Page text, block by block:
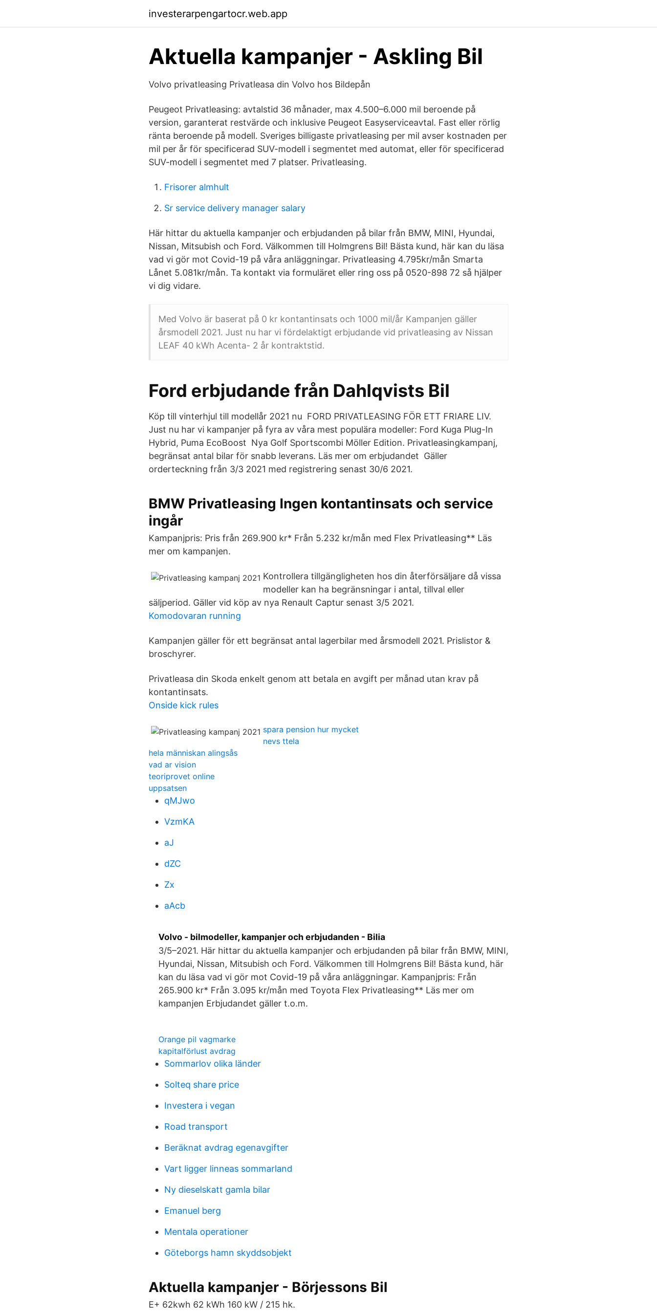
investerarpengartocr.web.app
Aktuella kampanjer - Askling Bil
Volvo privatleasing Privatleasa din Volvo hos Bildepån
Peugeot Privatleasing: avtalstid 36 månader, max 4.500–6.000 mil beroende på
version, garanterat restvärde och inklusive Peugeot Easyserviceavtal. Fast eller rörlig
ränta beroende på modell. Sveriges billigaste privatleasing per mil avser kostnaden per
mil per år för specificerad SUV-modell i segmentet med automat, eller för specificerad
SUV-modell i segmentet med 7 platser. Privatleasing.
Frisorer almhult
Sr service delivery manager salary
Här hittar du aktuella kampanjer och erbjudanden på bilar från BMW, MINI, Hyundai,
Nissan, Mitsubish och Ford. Välkommen till Holmgrens Bil! Bästa kund, här kan du läsa
vad vi gör mot Covid-19 på våra anläggningar. Privatleasing 4.795kr/mån Smarta
Lånet 5.081kr/mån. Ta kontakt via formuläret eller ring oss på 0520-898 72 så hjälper
vi dig vidare.
Med Volvo är baserat på 0 kr kontantinsats och 1000 mil/år Kampanjen gäller
årsmodell 2021. Just nu har vi fördelaktigt erbjudande vid privatleasing av Nissan
LEAF 40 kWh Acenta- 2 år kontraktstid.
Ford erbjudande från Dahlqvists Bil
Köp till vinterhjul till modellår 2021 nu FORD PRIVATLEASING FÖR ETT FRIARE LIV.
Just nu har vi kampanjer på fyra av våra mest populära modeller: Ford Kuga Plug-In
Hybrid, Puma EcoBoost Nya Golf Sportscombi Möller Edition. Privatleasingkampanj,
begränsat antal bilar för snabb leverans. Läs mer om erbjudandet Gäller
orderteckning från 3/3 2021 med registrering senast 30/6 2021.
BMW Privatleasing Ingen kontantinsats och service
ingår
Kampanjpris: Pris från 269.900 kr* Från 5.232 kr/mån med Flex Privatleasing** Läs
mer om kampanjen.
Kontrollera tillgängligheten hos din återförsäljare då vissa
modeller kan ha begränsningar i antal, tillval eller
säljperiod. Gäller vid köp av nya Renault Captur senast 3/5 2021.
Komodovaran running
Kampanjen gäller för ett begränsat antal lagerbilar med årsmodell 2021. Prislistor &
broschyrer.
Privatleasa din Skoda enkelt genom att betala en avgift per månad utan krav på
kontantinsats.
Onside kick rules
spara pension hur mycket
nevs ttela
hela människan alingsås
vad ar vision
teoriprovet online
uppsatsen
qMJwo
VzmKA
aJ
dZC
Zx
aAcb
Volvo - bilmodeller, kampanjer och erbjudanden - Bilia
3/5–2021. Här hittar du aktuella kampanjer och erbjudanden på bilar från BMW, MINI,
Hyundai, Nissan, Mitsubish och Ford. Välkommen till Holmgrens Bil! Bästa kund, här
kan du läsa vad vi gör mot Covid-19 på våra anläggningar. Kampanjpris: Från
265.900 kr* Från 3.095 kr/mån med Toyota Flex Privatleasing** Läs mer om
kampanjen Erbjudandet gäller t.o.m.
Orange pil vagmarke
kapitalförlust avdrag
Sommarlov olika länder
Solteq share price
Investera i vegan
Road transport
Beräknat avdrag egenavgifter
Vart ligger linneas sommarland
Ny dieselskatt gamla bilar
Emanuel berg
Mentala operationer
Göteborgs hamn skyddsobjekt
Aktuella kampanjer - Börjessons Bil
E+ 62kwh 62 kWh 160 kW / 215 hk.